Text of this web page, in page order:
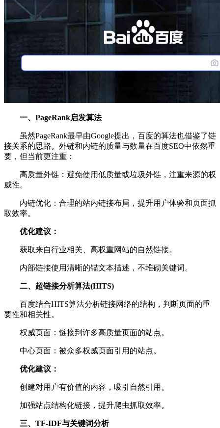
一、PageRank启发算法
虽然PageRank最早由Google提出，百度的算法也借鉴了链
接关系的思路。外链和内链的质量与数量在百度SEO中依然重
要，但当前更注重：
高质量外链：避免使用低质量或垃圾外链，注重来源的权
威性。
内链优化：合理的站内链接布局，提升用户体验和页面抓
取效率。
优化建议：
获取来自行业相关、高权重网站的自然链接。
内部链接使用清晰的锚文本描述，不堆砌关键词。
二、超链接分析算法(HITS)
百度结合HITS算法分析链接网络的结构，判断页面的重
要性和相关性。
权威页面：链接到许多高质量页面的站点。
中心页面：被众多权威页面引用的站点。
优化建议：
创建对用户有价值的内容，吸引自然引用。
加强站点结构化链接，提升爬虫抓取效率。
三、TF-IDF与关键词分析